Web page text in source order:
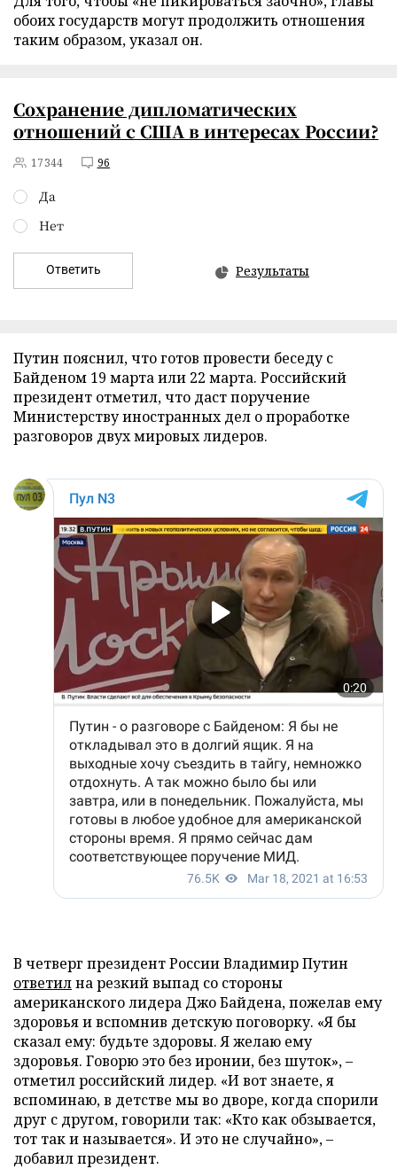
обоих государств могут продолжить отношения
таким образом, указал он.
Сохранение дипломатических
отношений с США в интересах России?
17344 96
Да
Нет
Ответить Результаты
Путин пояснил, что готов провести беседу с
Байденом 19 марта или 22 марта. Российский
президент отметил, что даст поручение
Министерству иностранных дел о проработке
разговоров двух мировых лидеров.
В четверг президент России Владимир Путин
ответилна резкий выпад со стороны
американского лидера Джо Байдена, пожелав ему
здоровья и вспомнив детскую поговорку. «Я бы
сказал ему: будьте здоровы. Я желаю ему
здоровья. Говорю это без иронии, без шуток», –
отметил российский лидер. «И вот знаете, я
вспоминаю, в детстве мы во дворе, когда спорили
друг с другом, говорили так: «Кто как обзывается,
тот так и называется». И это не случайно», –
добавил президент.